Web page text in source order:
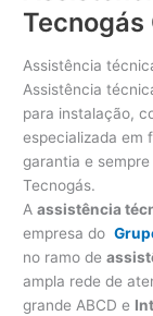
Tecnogás
Assistência
Assistência
para instalação,
especializada em
garantia e
Tecnogás.
Aassistência
empresa do
no ramo de
ampla rede de
grande ABCD e